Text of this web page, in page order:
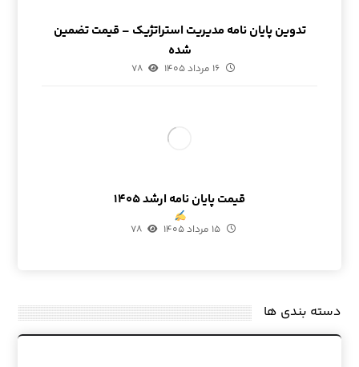
تدوین پایان نامه مدیریت استراتژیک – قیمت تضمین
شده
۱۶ مرداد ۱۴۰۵ ۷۸
قیمت پایان نامه ارشد ۱۴۰۵
۱۵ مرداد ۱۴۰۵ ۷۸
دسته بندی ها